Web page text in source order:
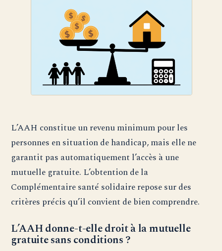
L’AAH constitue un revenu minimum pour les
personnes en situation de handicap, mais elle ne
garantit pas automatiquement l’accès à une
mutuelle gratuite. L’obtention de la
Complémentaire santé solidaire repose sur des
critères précis qu’il convient de bien comprendre.
L’AAH donne-t-elle droit à la mutuelle
gratuite sans conditions ?